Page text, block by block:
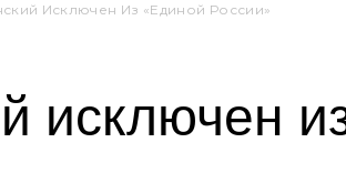
Исключен Из «Единой России»
исключен